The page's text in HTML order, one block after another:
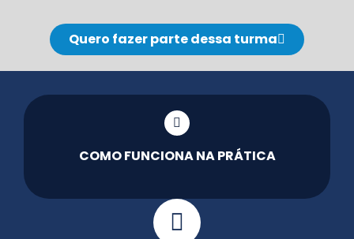
Quero fazer parte dessa turma
COMO FUNCIONA NA PRÁTICA